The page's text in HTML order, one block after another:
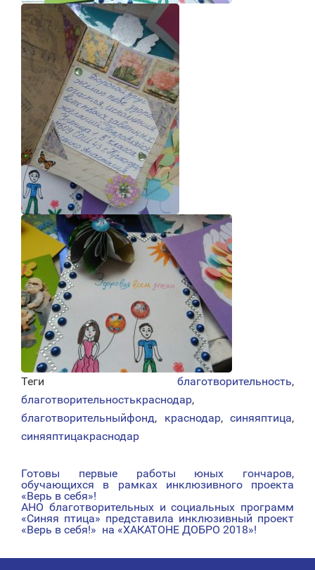
Теги благотворительность,
благотворительностькраснодар,
благотворительныйфонд, краснодар, синяяптица,
синяяптицакраснодар
НАВИГАЦИЯ
ПО
ЗАПИСЯМ
Готовы первые работы юных гончаров,
обучающихся в рамках инклюзивного проекта
«Верь в себя»!
АНО благотворительных и социальных программ
«Синяя птица» представила инклюзивный проект
«Верь в себя!» на «ХАКАТОНЕ ДОБРО 2018»!